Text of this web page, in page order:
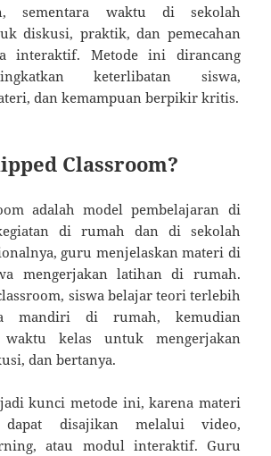
sementara waktu di sekolah
diskusi, praktik, dan pemecahan
interaktif. Metode ini dirancang
keterlibatan siswa,
dan kemampuan berpikir kritis.
Classroom?
adalah model pembelajaran di
di rumah dan di sekolah
guru menjelaskan materi di
mengerjakan latihan di rumah.
siswa belajar teori terlebih
mandiri di rumah, kemudian
waktu kelas untuk mengerjakan
dan bertanya.
kunci metode ini, karena materi
dapat disajikan melalui video,
atau modul interaktif. Guru